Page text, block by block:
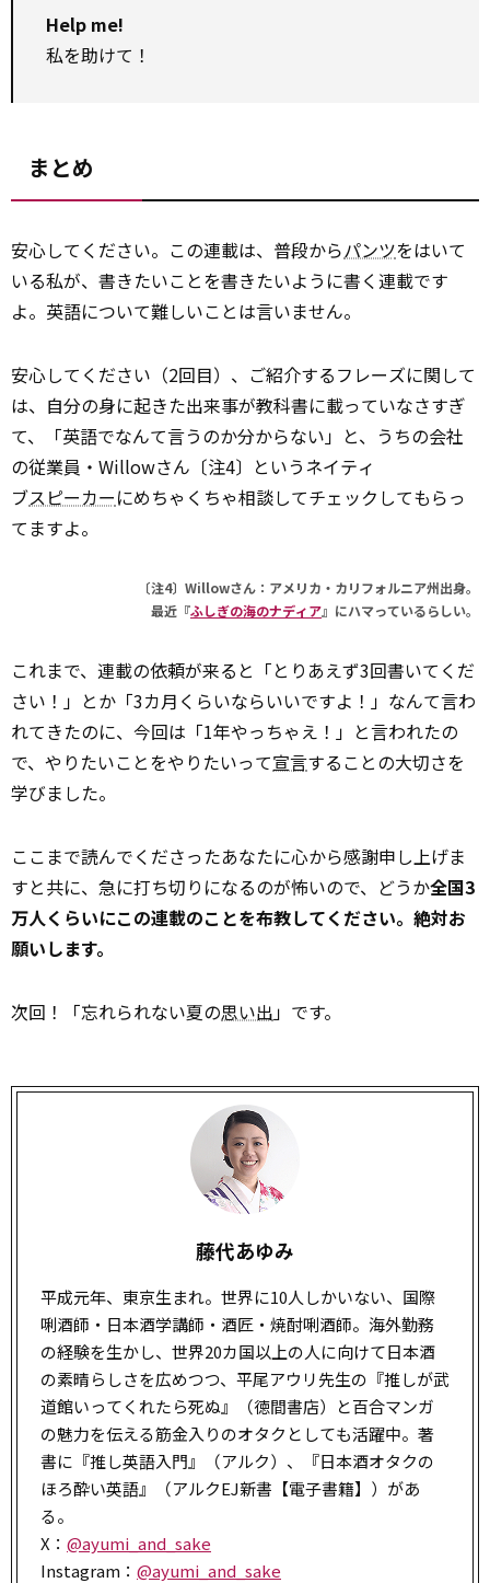
Help me!
私を助けて！
まとめ
安心してください。この連載は、普段からパンツをはいて
いる私が、書きたいことを書きたいように書く連載です
よ。英語について難しいことは言いません。
安心してください（2回目）、ご紹介するフレーズに関して
は、自分の身に起きた出来事が教科書に載っていなさすぎ
て、「英語でなんて言うのか分からない」と、うちの会社
の従業員・Willowさん〔注4〕というネイティ
ブスピーカーにめちゃくちゃ相談してチェックしてもらっ
てますよ。
〔注4〕Willowさん：アメリカ・カリフォルニア州出身。
最近『ふしぎの海のナディア』にハマっているらしい。
これまで、連載の依頼が来ると「とりあえず3回書いてくだ
さい！」とか「3カ月くらいならいいですよ！」なんて言わ
れてきたのに、今回は「1年やっちゃえ！」と言われたの
で、やりたいことをやりたいって宣言することの大切さを
学びました。
ここまで読んでくださったあなたに心から感謝申し上げま
すと共に、急に打ち切りになるのが怖いので、どうか全国3
万人くらいにこの連載のことを布教してください。絶対お
願いします。
次回！「忘れられない夏の思い出 」です。
藤代あゆみ
平成元年、東京生まれ。世界に10人しかいない、国際
唎酒師・日本酒学講師・酒匠・焼酎唎酒師。海外勤務
の経験を生かし、世界20カ国以上の人に向けて日本酒
の素晴らしさを広めつつ、平尾アウリ先生の『推しが武
道館いってくれたら死ぬ』（徳間書店）と百合マンガ
の魅力を伝える筋金入りのオタクとしても活躍中。著
書に『推し英語入門』（アルク）、『日本酒オタクの
ほろ酔い英語』（アルクEJ新書【電子書籍】）があ
る。
X： @ayumi_and_sake
Instagram： @ayumi_and_sake